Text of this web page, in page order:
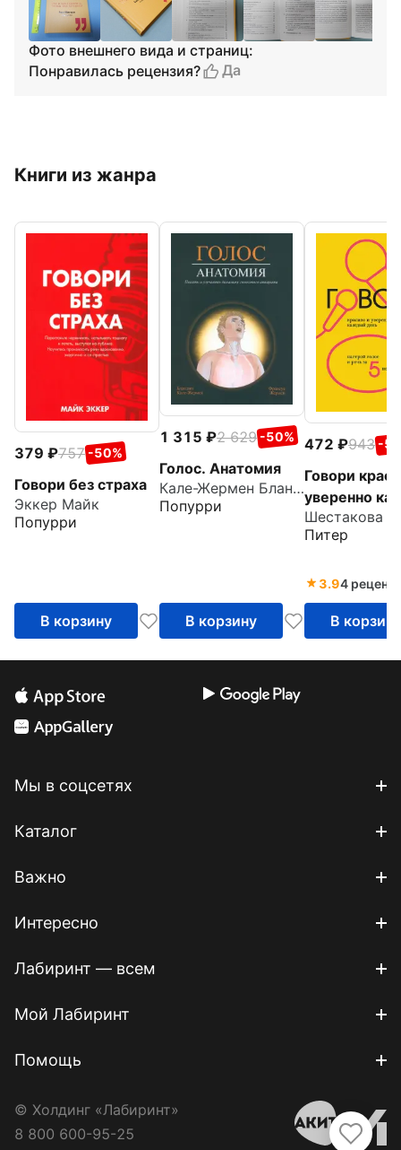
Фото внешнего вида и страниц:
Понравилась рецензия?
Да
Книги из жанра
379 757 -50%
Говори без страха
Эккер Майк
Попурри
В корзину
1 315 2 629 -50%
Голос. Анатомия
Кале-Жермен Бландин
Попурри
В корзину
472 943 -
Говори
уверенно
день.
голос и речь
Питер
3.94
В корзину
Мы в соцсетях
Каталог
Важно
Интересно
Лабиринт — всем
Мой Лабиринт
Помощь
© Холдинг «Лабиринт»
8 800 600-95-25